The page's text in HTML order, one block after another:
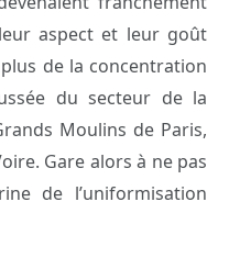
aspect et leur goût
de la concentration
du secteur de la
Moulins de Paris,
Gare alors à ne pas
de l’uniformisation